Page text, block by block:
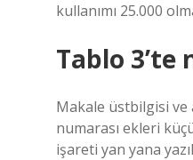
kullanımı 25.000
Tablo 3’te
Makale üstbilgisi ve
numarası ekleri
işareti yan yana